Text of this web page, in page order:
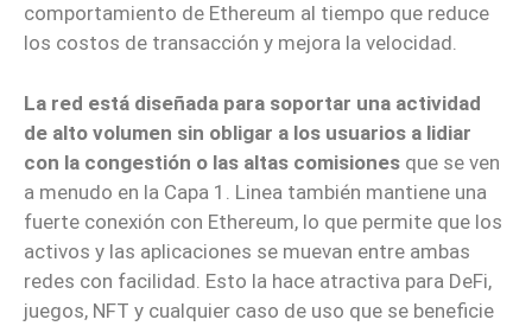
comportamiento de Ethereum al tiempo que reduce
los costos de transacción y mejora la velocidad.
La red está diseñada para soportar una actividad
de alto volumen sin obligar a los usuarios a lidiar
con la congestión o las altas comisiones que se ven
a menudo en la Capa 1. Linea también mantiene una
fuerte conexión con Ethereum, lo que permite que los
activos y las aplicaciones se muevan entre ambas
redes con facilidad. Esto la hace atractiva para DeFi,
juegos, NFT y cualquier caso de uso que se beneficie